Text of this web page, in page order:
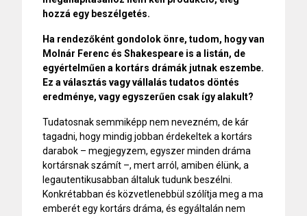
hozzá egy beszélgetés.
Ha rendezőként gondolok önre, tudom, hogy van
Molnár Ferenc és Shakespeare is a listán, de
egyértelműen a kortárs drámák jutnak eszembe.
Ez a választás vagy vállalás tudatos döntés
eredménye, vagy egyszerűen csak így alakult?
Tudatosnak semmiképp nem nevezném, de kár
tagadni, hogy mindig jobban érdekeltek a kortárs
darabok – megjegyzem, egyszer minden dráma
kortársnak számít –, mert arról, amiben élünk, a
legautentikusabban általuk tudunk beszélni.
Konkrétabban és közvetlenebbül szólítja meg a ma
emberét egy kortárs dráma, és egyáltalán nem